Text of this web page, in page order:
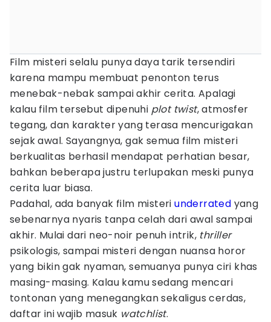
Film misteri selalu punya daya tarik tersendiri
karena mampu membuat penonton terus
menebak-nebak sampai akhir cerita. Apalagi
kalau film tersebut dipenuhi plot twist, atmosfer
tegang, dan karakter yang terasa mencurigakan
sejak awal. Sayangnya, gak semua film misteri
berkualitas berhasil mendapat perhatian besar,
bahkan beberapa justru terlupakan meski punya
cerita luar biasa.
Padahal, ada banyak film misteriunderrated yang
sebenarnya nyaris tanpa celah dari awal sampai
akhir. Mulai dari neo-noir penuh intrik, thriller
psikologis, sampai misteri dengan nuansa horor
yang bikin gak nyaman, semuanya punya ciri khas
masing-masing. Kalau kamu sedang mencari
tontonan yang menegangkan sekaligus cerdas,
daftar ini wajib masuk watchlist.